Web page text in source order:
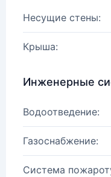
Несущие стены:
Крыша:
Инженерные
Водоотведение:
Газоснабжение:
Система